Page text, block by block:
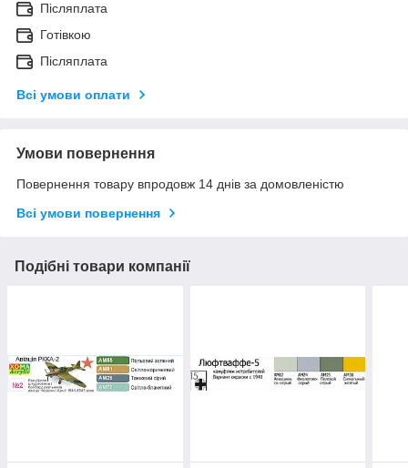
Післяплата
Готівкою
Післяплата
Всі умови оплати
Умови повернення
Повернення товару впродовж 14 днів за домовленістю
Всі умови повернення
Подібні товари компанії